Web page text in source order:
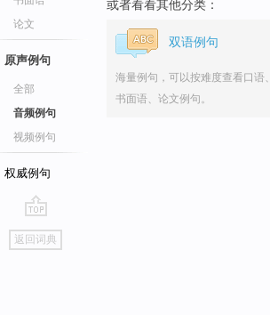
论文
原声例句
全部
音频例句
视频例句
权威例句
go
top
返回词典
或者看看其他分类：
双语例句
海量例句，可以按难度查看口语、
书面语、论文例句。